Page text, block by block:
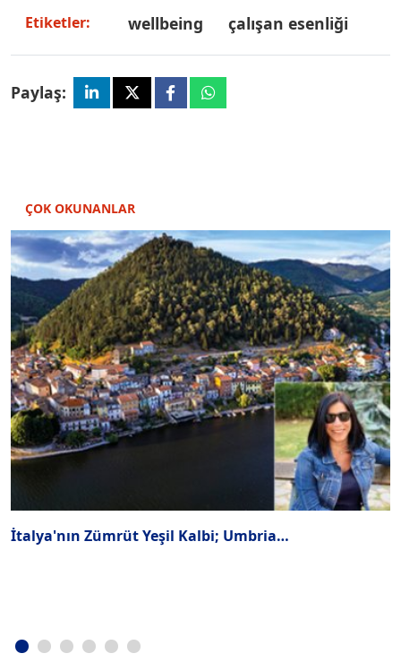
Etiketler: wellbeing çalışan esenliği
Paylaş:
ÇOK OKUNANLAR
İtalya'nın Zümrüt Yeşil Kalbi; Umbria…